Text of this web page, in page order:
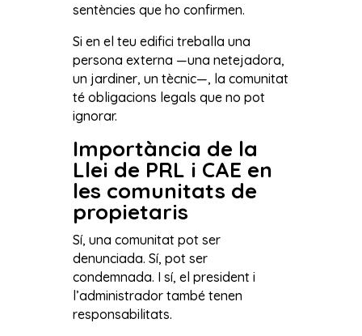
sentències que ho confirmen.
Si en el teu edifici treballa una
persona externa —una netejadora,
un jardiner, un tècnic—, la comunitat
té obligacions legals que no pot
ignorar.
Importància de la
Llei de PRL i CAE en
les comunitats de
propietaris
Sí, una comunitat pot ser
denunciada. Sí, pot ser
condemnada. I sí, el president i
l’administrador també tenen
responsabilitats.